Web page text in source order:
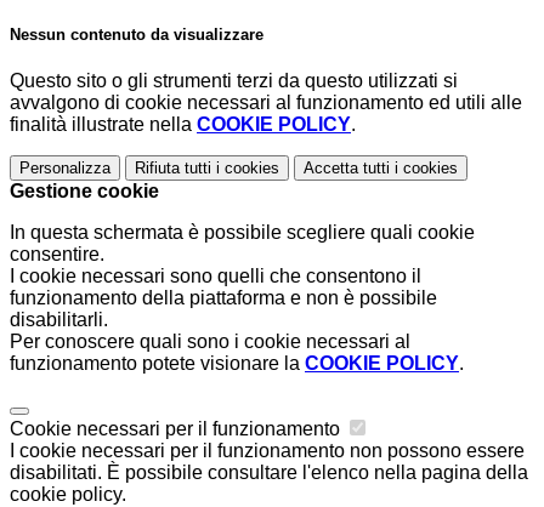
Nessun contenuto da visualizzare
Questo sito o gli strumenti terzi da questo utilizzati si
avvalgono di cookie necessari al funzionamento ed utili alle
finalità illustrate nella COOKIE POLICY.
Personalizza Rifiuta tutti i cookies Accetta tutti i cookies
Gestione cookie
In questa schermata è possibile scegliere quali cookie
consentire.
I cookie necessari sono quelli che consentono il
funzionamento della piattaforma e non è possibile
disabilitarli.
Per conoscere quali sono i cookie necessari al
funzionamento potete visionare la COOKIE POLICY.
Cookie necessari per il funzionamento
I cookie necessari per il funzionamento non possono essere
disabilitati. È possibile consultare l'elenco nella pagina della
cookie policy.